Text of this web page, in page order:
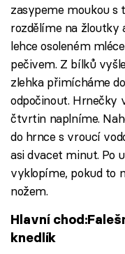
zasypeme moukou s
rozdělíme na žloutky
lehce osoleném
pečivem. Z bílků
zlehka přimícháme
odpočinout. Hrnečky
čtvrtin naplníme.
do hrnce s vroucí
asi dvacet minut. Po
vyklopíme, pokud to
nožem.
Hlavní
knedlík